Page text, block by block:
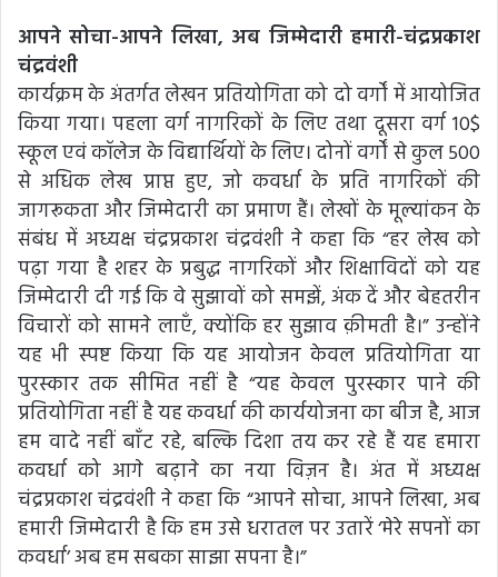
आपने सोचा-आपने लिखा, अब जिम्मेदारी हमारी-चंद्रप्रकाश
चंद्रवंशी
कार्यक्रम के अंतर्गत लेखन प्रतियोगिता को दो वर्गों में आयोजित
किया गया। पहला वर्ग नागरिकों के लिए तथा दूसरा वर्ग 10$
स्कूल एवं कॉलेज के विद्यार्थियों के लिए। दोनों वर्गों से कुल 500
से अधिक लेख प्राप्त हुए, जो कवर्धा के प्रति नागरिकों की
जागरूकता और जिम्मेदारी का प्रमाण हैं। लेखों के मूल्यांकन के
संबंध में अध्यक्ष चंद्रप्रकाश चंद्रवंशी ने कहा कि “हर लेख को
पढ़ा गया है शहर के प्रबुद्ध नागरिकों और शिक्षाविदों को यह
जिम्मेदारी दी गई कि वे सुझावों को समझें, अंक दें और बेहतरीन
विचारों को सामने लाएँ, क्योंकि हर सुझाव क़ीमती है।” उन्होंने
यह भी स्पष्ट किया कि यह आयोजन केवल प्रतियोगिता या
पुरस्कार तक सीमित नहीं है “यह केवल पुरस्कार पाने की
प्रतियोगिता नहीं है यह कवर्धा की कार्ययोजना का बीज है, आज
हम वादे नहीं बाँट रहे, बल्कि दिशा तय कर रहे हैं यह हमारा
कवर्धा को आगे बढ़ाने का नया विज़न है। अंत में अध्यक्ष
चंद्रप्रकाश चंद्रवंशी ने कहा कि “आपने सोचा, आपने लिखा, अब
हमारी जिम्मेदारी है कि हम उसे धरातल पर उतारें ‘मेरे सपनों का
कवर्धा’ अब हम सबका साझा सपना है।”